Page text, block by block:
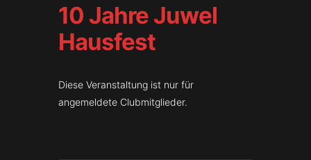
10 Jahre Juwel
Hausfest
Diese Veranstaltung ist nur für
angemeldete Clubmitglieder.